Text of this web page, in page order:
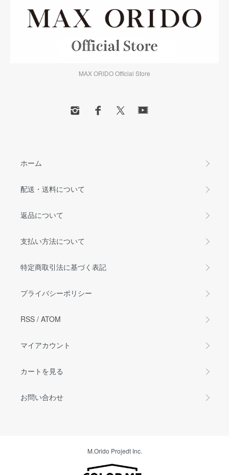
MAX ORIDO Official Store
ホーム
配送・送料について
返品について
支払い方法について
特定商取引法に基づく表記
プライバシーポリシー
RSS / ATOM
マイアカウント
カートを見る
お問い合わせ
M.Orido Projedt Inc.